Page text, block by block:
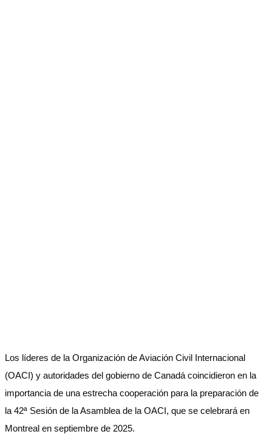
Los líderes de la Organización de Aviación Civil Internacional
(OACI) y autoridades del gobierno de Canadá coincidieron en la
importancia de una estrecha cooperación para la preparación de
la 42ª Sesión de la Asamblea de la OACI, que se celebrará en
Montreal en septiembre de 2025.